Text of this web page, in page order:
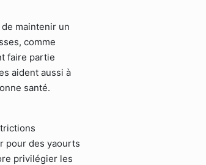
maintenir un
comme
faire partie
aident aussi à
santé.
pour des yaourts
privilégier les